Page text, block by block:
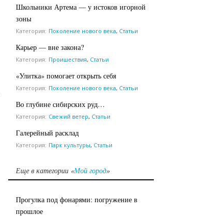
Школьники Артема — у истоков игорной
зоны
Категория: Поколение нового века, Статьи
Карьер — вне закона?
Категория: Проишествия, Статьи
«Улитка» помогает открыть себя
Категория: Поколение нового века, Статьи
Во глубине сибирских руд…
Категория: Свежий ветер, Статьи
Галерейный расклад
Категория: Парк культуры, Статьи
Еще в категории «Мой город»
Прогулка под фонарями: погружение в
прошлое